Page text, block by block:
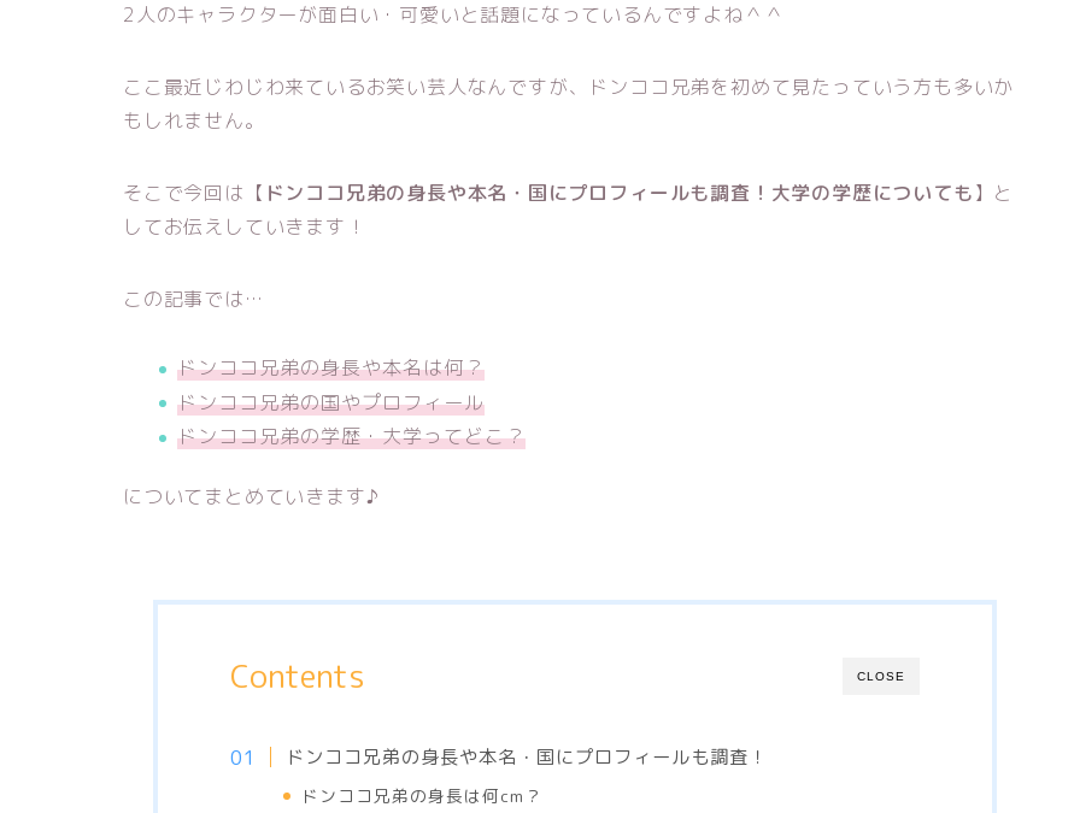
2人のキャラクターが面白い・可愛いと話題になっているんですよね＾＾
ここ最近じわじわ来ているお笑い芸人なんですが、ドンココ兄弟を初めて見たっていう方も多いか
もしれません。
そこで今回は【 ドンココ兄弟の身長や本名・国にプロフィールも調査！大学の学歴についても】と
してお伝えしていきます！
この記事では…
ドンココ兄弟の身長や本名は何？
ドンココ兄弟の国やプロフィール
ドンココ兄弟の学歴・大学ってどこ？
についてまとめていきます♪
CLOSE
Contents
ドンココ兄弟の身長や本名・国にプロフィールも調査！
ドンココ兄弟の身長は何cm？